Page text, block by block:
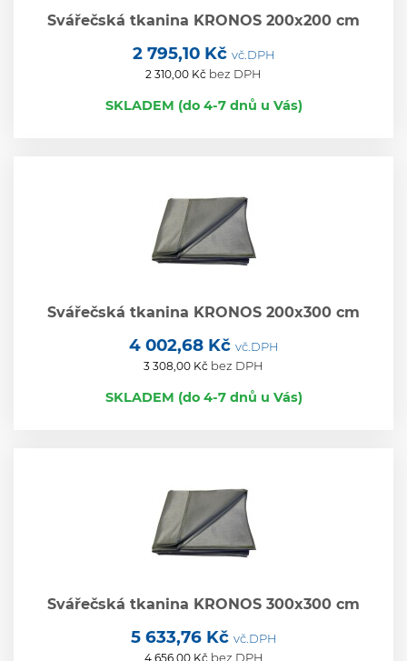
Svářečská tkanina KRONOS 200x200 cm
2 795,10 Kč vč.DPH
2 310,00 Kč bez DPH
SKLADEM (do 4-7 dnů u Vás)
Svářečská tkanina KRONOS 200x300 cm
4 002,68 Kč vč.DPH
3 308,00 Kč bez DPH
SKLADEM (do 4-7 dnů u Vás)
Svářečská tkanina KRONOS 300x300 cm
5 633,76 Kč vč.DPH
4 656,00 Kč bez DPH